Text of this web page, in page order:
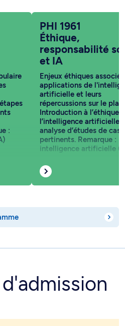
:
PHI 1961
Éthique,
responsabilité
et IA
Enjeux éthiques
applications de
artificielle et leurs
répercussions sur le
Introduction à l’éthique
l’intelligence artificielle
analyse d’études de cas
pertinents. Remarque :
intelligence artificielle